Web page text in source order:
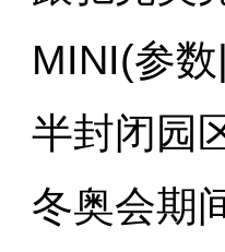
MINI(参
半封闭园
冬奥会期